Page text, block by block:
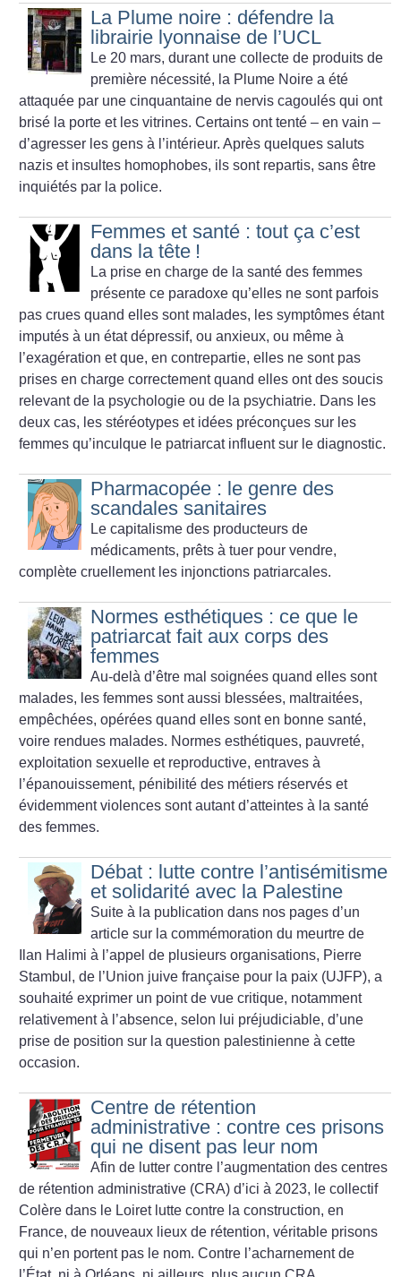
La Plume noire : défendre la
librairie lyonnaise de l’UCL
Le 20 mars, durant une collecte de produits de
première nécessité, la Plume Noire a été
attaquée par une cinquantaine de nervis cagoulés qui ont
brisé la porte et les vitrines. Certains ont tenté – en vain –
d’agresser les gens à l’intérieur. Après quelques saluts
nazis et insultes homophobes, ils sont repartis, sans être
inquiétés par la police.
Femmes et santé : tout ça c’est
dans la tête !
La prise en charge de la santé des femmes
présente ce paradoxe qu’elles ne sont parfois
pas crues quand elles sont malades, les symptômes étant
imputés à un état dépressif, ou anxieux, ou même à
l’exagération et que, en contrepartie, elles ne sont pas
prises en charge correctement quand elles ont des soucis
relevant de la psychologie ou de la psychiatrie. Dans les
deux cas, les stéréotypes et idées préconçues sur les
femmes qu’inculque le patriarcat influent sur le diagnostic.
Pharmacopée : le genre des
scandales sanitaires
Le capitalisme des producteurs de
médicaments, prêts à tuer pour vendre,
complète cruellement les injonctions patriarcales.
Normes esthétiques : ce que le
patriarcat fait aux corps des
femmes
Au-delà d’être mal soignées quand elles sont
malades, les femmes sont aussi blessées, maltraitées,
empêchées, opérées quand elles sont en bonne santé,
voire rendues malades. Normes esthétiques, pauvreté,
exploitation sexuelle et reproductive, entraves à
l’épanouissement, pénibilité des métiers réservés et
évidemment violences sont autant d’atteintes à la santé
des femmes.
Débat : lutte contre l’antisémitisme
et solidarité avec la Palestine
Suite à la publication dans nos pages d’un
article sur la commémoration du meurtre de
Ilan Halimi à l’appel de plusieurs organisations, Pierre
Stambul, de l’Union juive française pour la paix (UJFP), a
souhaité exprimer un point de vue critique, notamment
relativement à l’absence, selon lui préjudiciable, d’une
prise de position sur la question palestinienne à cette
occasion.
Centre de rétention
administrative : contre ces prisons
qui ne disent pas leur nom
Afin de lutter contre l’augmentation des centres
de rétention administrative (CRA) d’ici à 2023, le collectif
Colère dans le Loiret lutte contre la construction, en
France, de nouveaux lieux de rétention, véritable prisons
qui n’en portent pas le nom. Contre l’acharnement de